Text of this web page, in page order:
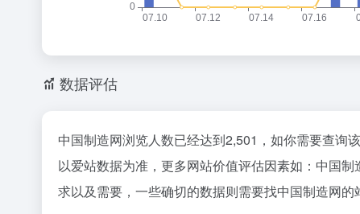
数据评估
中国制造网浏览人数已经达到2,501，如你需要查询
以爱站数据为准，更多网站价值评估因素如：中国
求以及需要，一些确切的数据则需要找中国制造网